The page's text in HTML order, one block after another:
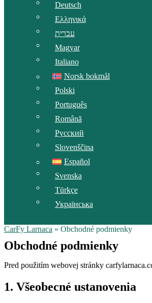
Deutsch
Ελληνικά
עברית
Magyar
Italiano
Norsk bokmål
Polski
Português
Română
Русский
Slovenščina
Español
Svenska
Türkçe
Українська
CarFy Larnaca » Obchodné podmienky
Obchodné podmienky
Pred použitím webovej stránky
1. Všeobecné ustanovenia